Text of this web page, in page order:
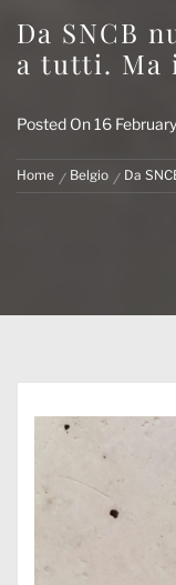
Da SNCB
a tutti. Ma
Posted On16
Home Belgio Da